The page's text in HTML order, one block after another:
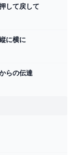
して戻して
に横に
らの伝達